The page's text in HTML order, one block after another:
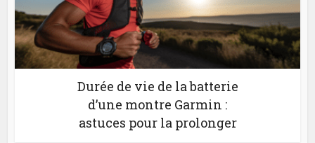
Durée de vie de la batterie
d’une montre Garmin :
astuces pour la prolonger